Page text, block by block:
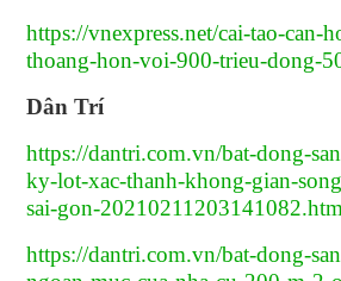
https://vnexpress.net/cai-tao-can-
thoang-hon-voi-900-trieu-dong-
Dân Trí
https://dantri.com.vn/bat-dong-
ky-lot-xac-thanh-khong-gian-
sai-gon-20210211203141082.htm
https://dantri.com.vn/bat-dong-